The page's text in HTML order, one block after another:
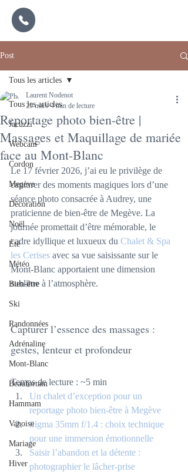
Post
Tous les articles
Jacuzzi
Webcam
Cordon
Megève
Décoration
Noël
Été
Météo
Bien-être
Ski
Randonnées
Adrénaline
Mont-Blanc
Beaufortain
Hammam
Vanoise
Mariage
Hiver
Tous les articles
Reportage photo bien-être |
Massages et Maquillage de mariée
face au Mont-Blanc
Laurent Nodenot
25 mars 4 min de lecture
Le 17 février 2026, j’ai eu le privilège de
capturer des moments magiques lors d’une
séance photo consacrée à Audrey, une
praticienne de bien-être de Megève. La
journée promettait d’être mémorable, le
cadre idyllique et luxueux du Chalet & Spa
les Cerises avec sa vue saisissante sur le
Mont-Blanc apportaient une dimension
sublime à l’atmosphère.
Capturer l’essence des massages :
gestes, lenteur et profondeur
Temps de lecture : ~5 min
Un chalet d’exception pour un
reportage photo bien-être à Megève
Sigma 35mm f/1.4 : choix technique
pour une immersion émotionnelle
Saisir l’abandon et la détente :
photographier le lâcher-prise